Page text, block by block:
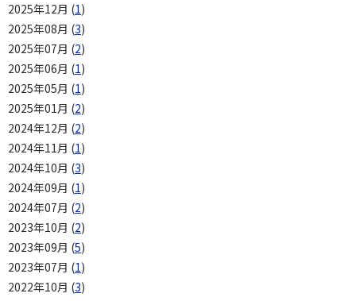
2025年12月 (1)
2025年08月 (3)
2025年07月 (2)
2025年06月 (1)
2025年05月 (1)
2025年01月 (2)
2024年12月 (2)
2024年11月 (1)
2024年10月 (3)
2024年09月 (1)
2024年07月 (2)
2023年10月 (2)
2023年09月 (5)
2023年07月 (1)
2022年10月 (3)